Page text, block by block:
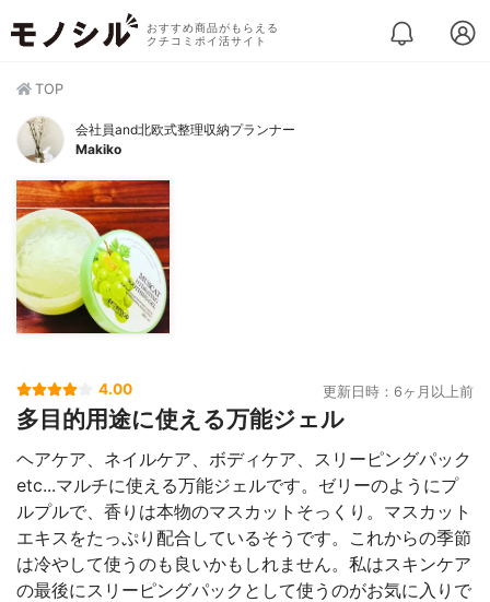
おすすめ商品がもらえる
クチコミポイ活サイト
TOP
会社員and北欧式整理収納プランナー
Makiko
4.00 更新日時：6ヶ月以上前
多目的用途に使える万能ジェル
ヘアケア、ネイルケア、ボディケア、スリーピングパック
etc...マルチに使える万能ジェルです。ゼリーのようにプ
ルプルで、香りは本物のマスカットそっくり。マスカット
エキスをたっぷり配合しているそうです。これからの季節
は冷やして使うのも良いかもしれません。私はスキンケア
の最後にスリーピングパックとして使うのがお気に入りで